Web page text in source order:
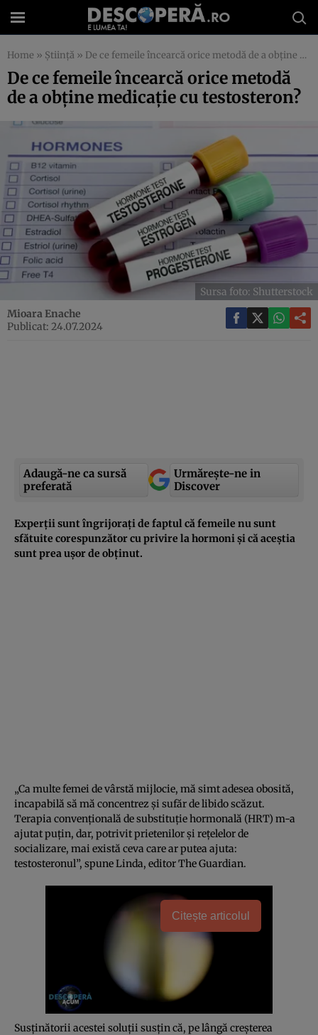
Home » Știință » De ce femeile încearcă orice metodă de a obține medicație cu testosteron?
De ce femeile încearcă orice metodă
de a obține medicație cu testosteron?
Sursa foto: Shutterstock
Mioara Enache
Publicat: 24.07.2024
Adaugă-ne ca sursă
preferată
Urmărește-ne in
Discover
Experții sunt îngrijorați de faptul că femeile nu sunt
sfătuite corespunzător cu privire la hormoni și că aceștia
sunt prea ușor de obținut.
„Ca multe femei de vârstă mijlocie, mă simt adesea obosită,
incapabilă să mă concentrez și sufăr de libido scăzut.
Terapia convențională de substituție hormonală (HRT) m-a
ajutat puțin, dar, potrivit prietenilor și rețelelor de
socializare, mai există ceva care ar putea ajuta:
testosteronul”, spune Linda, editor The Guardian.
Citește articolul
Susținătorii acestei soluții susțin că, pe lângă creșterea